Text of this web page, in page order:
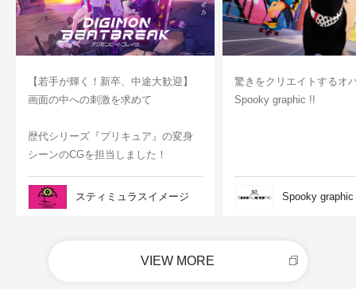
【若手が輝く！新卒、中途大歓迎】
画面の中への刺激を求めて
歴代シリーズ『プリキュア』の変身
シーンのCGを担当しました！
スティミュラスイメージ
驚きをクリエイトするオ
Spooky graphic !!
Spooky graphic
VIEW MORE